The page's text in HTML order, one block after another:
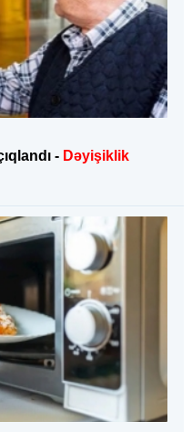
- Dəyişiklik